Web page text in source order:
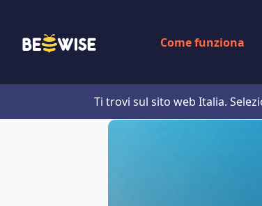
Come funziona
Ti trovi sul sito web Italia.